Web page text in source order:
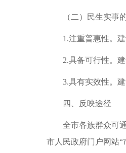
（二）民生实事
1.注重普惠性。
2.具备可行性。
3.具有实效性。
四、反映途径
全市各族群众可
市人民政府门户网站“